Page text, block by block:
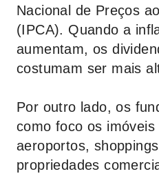
Nacional de Preços
(IPCA). Quando a
aumentam, os
costumam ser mais
Por outro lado, os
como foco os
aeroportos,
propriedades